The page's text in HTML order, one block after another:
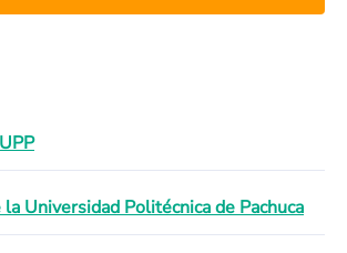
la Universidad Politécnica de Pachuca